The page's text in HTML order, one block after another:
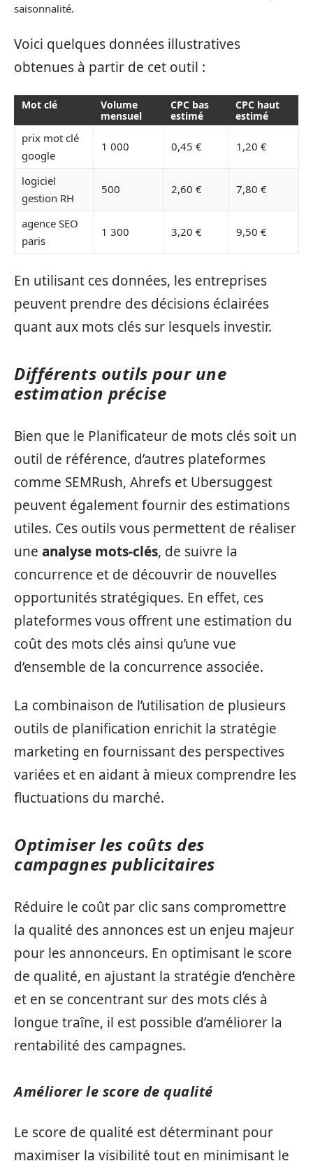
saisonnalité.
Voici quelques données illustratives
obtenues à partir de cet outil :
Mot clé
Volume
mensuel
CPC bas
estimé
CPC haut
estimé
prix mot clé
google
1 000 0,45 € 1,20 €
logiciel
gestion RH
500 2,60 € 7,80 €
agence SEO
paris
1 300 3,20 € 9,50 €
En utilisant ces données, les entreprises
peuvent prendre des décisions éclairées
quant aux mots clés sur lesquels investir.
Différents outils pour une
estimation précise
Bien que le Planificateur de mots clés soit un
outil de référence, d’autres plateformes
comme SEMRush, Ahrefs et Ubersuggest
peuvent également fournir des estimations
utiles. Ces outils vous permettent de réaliser
une analyse mots-clés, de suivre la
concurrence et de découvrir de nouvelles
opportunités stratégiques. En effet, ces
plateformes vous offrent une estimation du
coût des mots clés ainsi qu’une vue
d’ensemble de la concurrence associée.
La combinaison de l’utilisation de plusieurs
outils de planification enrichit la stratégie
marketing en fournissant des perspectives
variées et en aidant à mieux comprendre les
fluctuations du marché.
Optimiser les coûts des
campagnes publicitaires
Réduire le coût par clic sans compromettre
la qualité des annonces est un enjeu majeur
pour les annonceurs. En optimisant le score
de qualité, en ajustant la stratégie d’enchère
et en se concentrant sur des mots clés à
longue traîne, il est possible d’améliorer la
rentabilité des campagnes.
Améliorer le score de qualité
Le score de qualité est déterminant pour
maximiser la visibilité tout en minimisant le